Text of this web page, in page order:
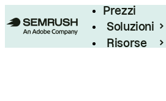
Prezzi
Soluzioni
Risorse